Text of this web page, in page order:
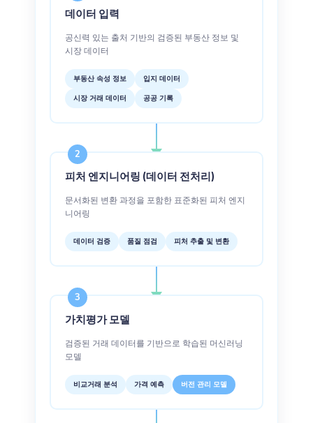
데이터 입력
공신력 있는 출처 기반의 검증된 부동산 정보 및
시장 데이터
부동산 속성 정보
입지 데이터
시장 거래 데이터
공공 기록
2
피처 엔지니어링 (데이터 전처리)
문서화된 변환 과정을 포함한 표준화된 피처 엔지
니어링
데이터 검증 품질 점검 피처 추출 및 변환
3
가치평가 모델
검증된 거래 데이터를 기반으로 학습된 머신러닝
모델
비교거래 분석 가격 예측 버전 관리 모델